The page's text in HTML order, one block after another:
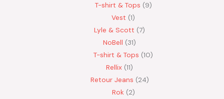
T-shirt & Tops 9
Vest 1
Lyle & Scott 7
NoBell
31
T-shirt & Tops 10
Rellix 11
Retour Jeans 24
Rok 2